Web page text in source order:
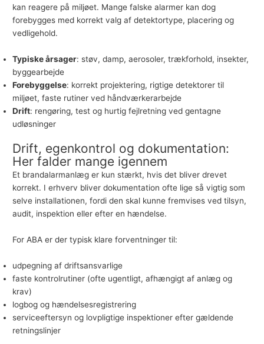
kan reagere på miljøet. Mange falske alarmer kan dog
forebygges med korrekt valg af detektortype, placering og
vedligehold.
Typiske årsager: støv, damp, aerosoler, trækforhold, insekter,
byggearbejde
Forebyggelse: korrekt projektering, rigtige detektorer til
miljøet, faste rutiner ved håndværkerarbejde
Drift: rengøring, test og hurtig fejlretning ved gentagne
udløsninger
Drift, egenkontrol og dokumentation:
Her falder mange igennem
Et brandalarmanlæg er kun stærkt, hvis det bliver drevet
korrekt. I erhverv bliver dokumentation ofte lige så vigtig som
selve installationen, fordi den skal kunne fremvises ved tilsyn,
audit, inspektion eller efter en hændelse.
For ABA er der typisk klare forventninger til:
udpegning af driftsansvarlige
faste kontrolrutiner (ofte ugentligt, afhængigt af anlæg og
krav)
logbog og hændelsesregistrering
serviceeftersyn og lovpligtige inspektioner efter gældende
retningslinjer